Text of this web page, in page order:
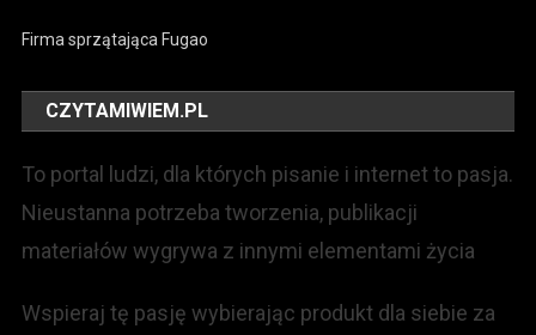
Firma sprzątająca Fugao
CZYTAMIWIEM.PL
To portal ludzi, dla których pisanie i internet to pasja.
Nieustanna potrzeba tworzenia, publikacji
materiałów wygrywa z innymi elementami życia
Wspieraj tę pasję wybierając produkt dla siebie za